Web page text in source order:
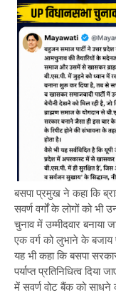
बसपा प्रमुख ने कहा कि
सवर्ण वर्गों के लोगों को भी
चुनाव में उम्मीदवार बनाया
एक वर्ग को लुभाने के बजाय
यह भी कहा कि बसपा
पर्याप्त प्रतिनिधित्व
में सवर्ण वोट बैंक को साधने